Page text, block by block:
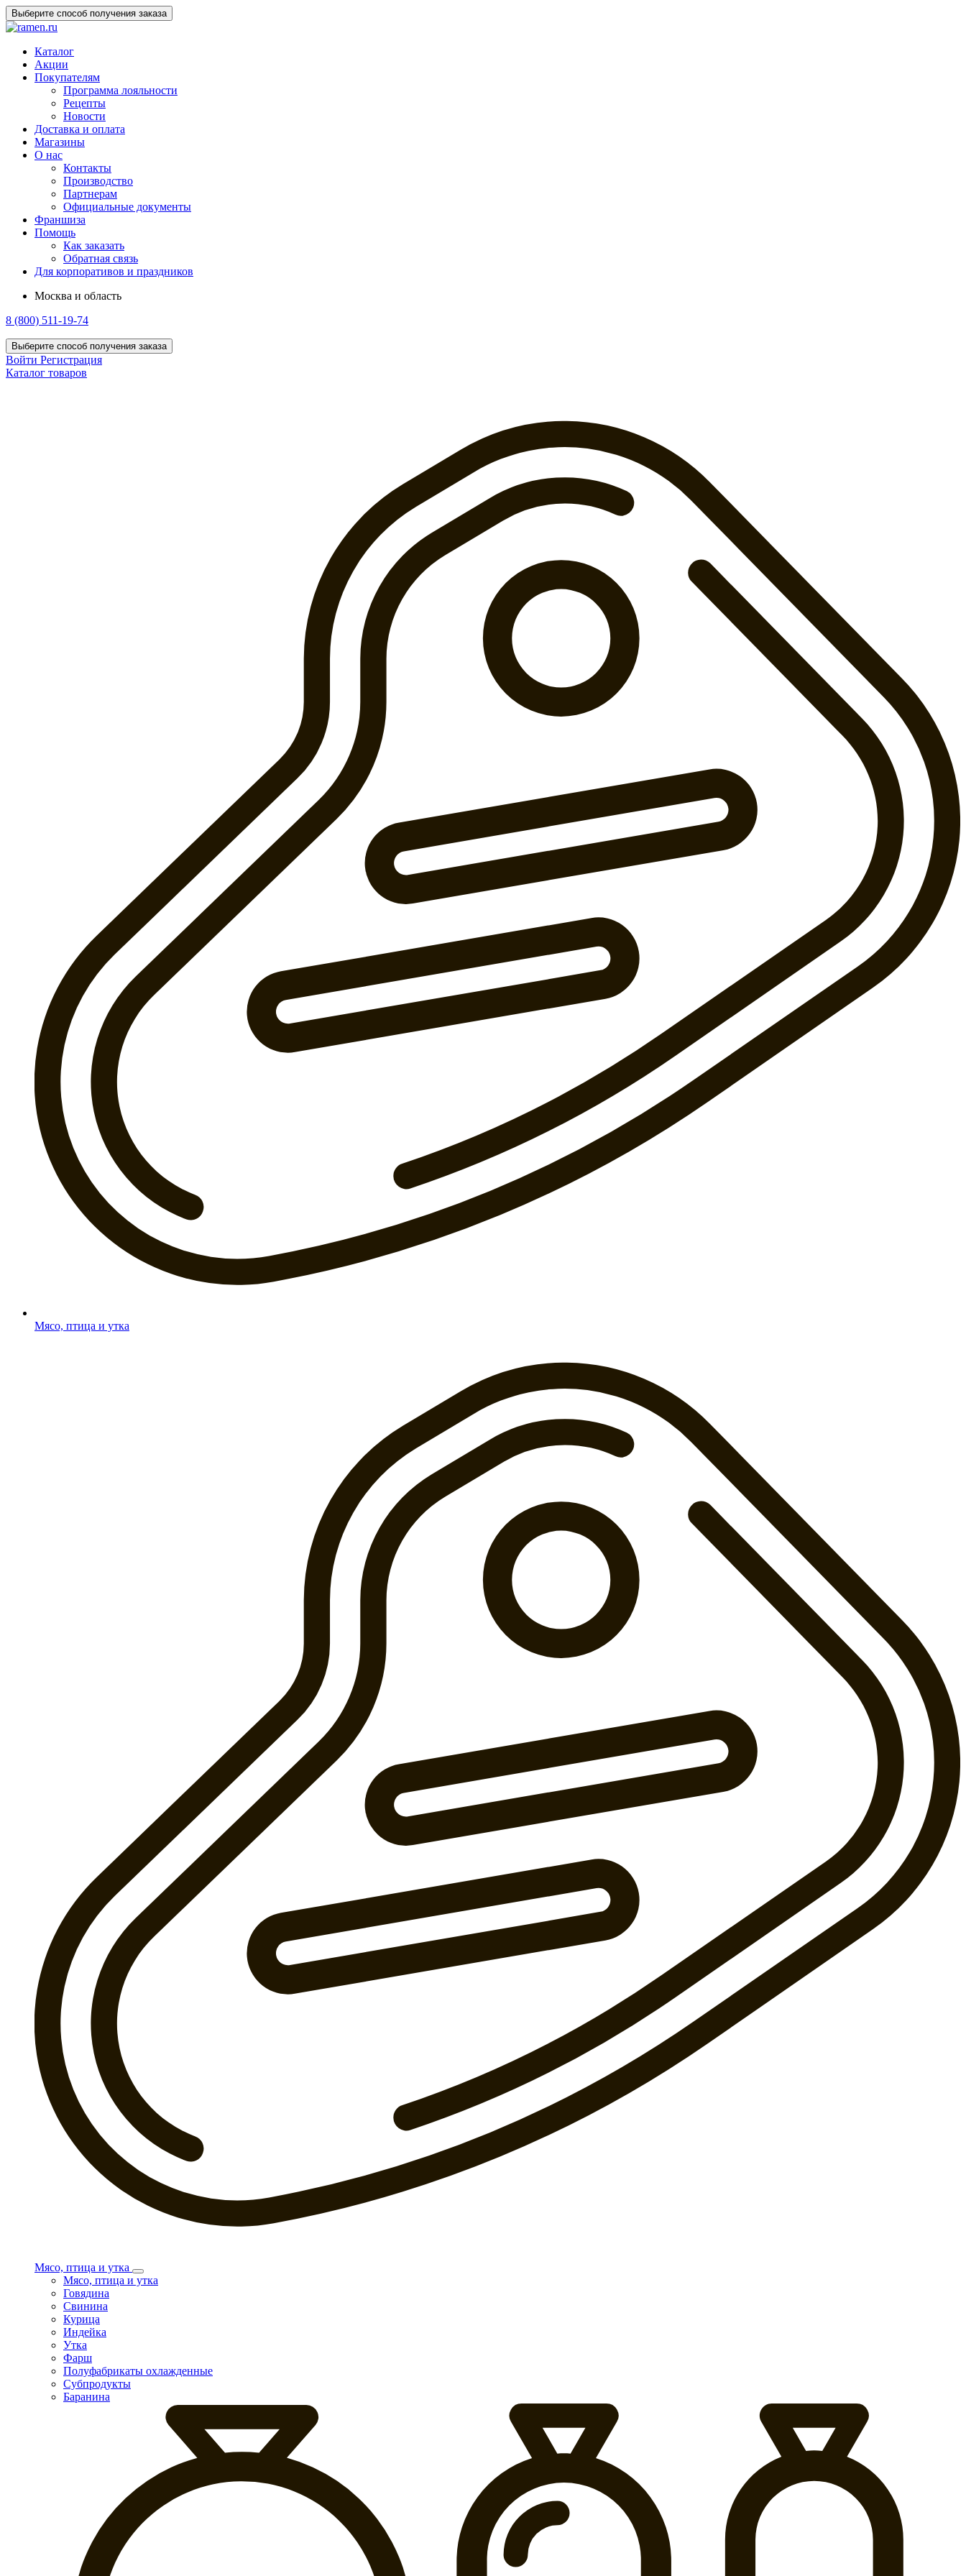
Выберите способ получения заказа
Каталог
Акции
Покупателям
Программа лояльности
Рецепты
Новости
Доставка и оплата
Магазины
О нас
Контакты
Производство
Партнерам
Официальные документы
Франшиза
Помощь
Как заказать
Обратная связь
Для корпоративов и праздников
Москва и область
8 (800) 511-19-74
Выберите способ получения заказа
Войти Регистрация
Каталог товаров
Мясо, птица и утка
Мясо, птица и утка
Мясо, птица и утка
Говядина
Свинина
Курица
Индейка
Утка
Фарш
Полуфабрикаты охлажденные
Субпродукты
Баранина